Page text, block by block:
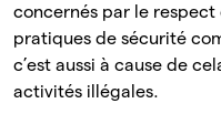
concernés par le
pratiques de sécurité
c’est aussi à cause de
activités illégales.